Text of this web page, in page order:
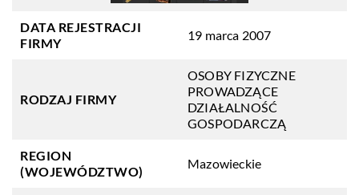
DATA REJESTRACJI
FIRMY
19 marca 2007
RODZAJ FIRMY
OSOBY FIZYCZNE
PROWADZĄCE
DZIAŁALNOŚĆ
GOSPODARCZĄ
REGION
(WOJEWÓDZTWO)
Mazowieckie